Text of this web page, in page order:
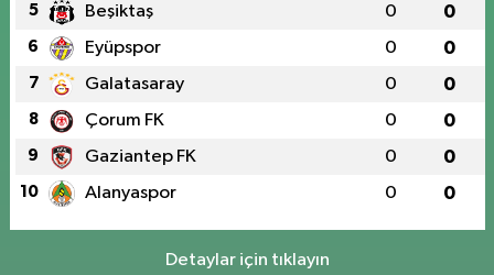
5 Beşiktaş 0 0
6 Eyüpspor 0 0
7 Galatasaray 0 0
8 Çorum FK 0 0
9 Gaziantep FK 0 0
10 Alanyaspor 0 0
Detaylar için tıklayın